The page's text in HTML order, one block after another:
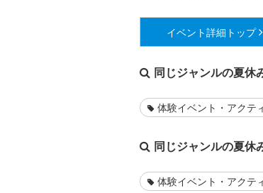
イベント詳細 トップ
同じジャンルの夏休
体験イベント・アクテ
同じジャンルの夏休
体験イベント・アクテ